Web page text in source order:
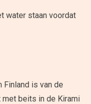
water staan voordat
Finland is van de
beits in de Kirami